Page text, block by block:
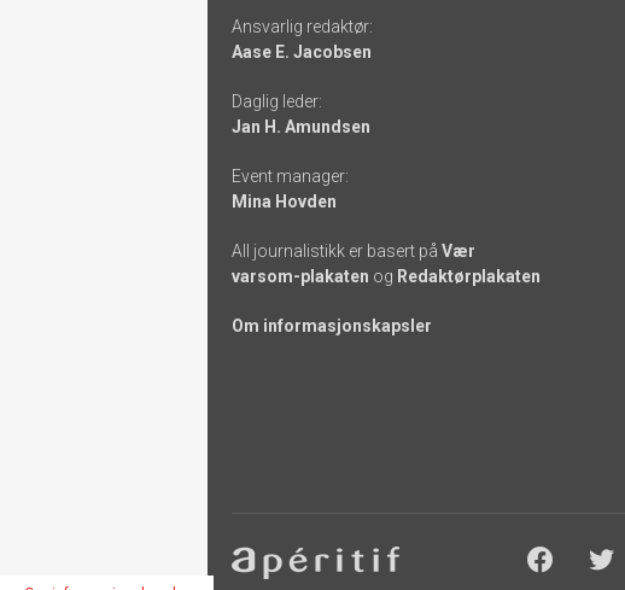
-
links
Ansvarlig redaktør:
Aase E. Jacobsen
Daglig leder:
Jan H. Amundsen
Event manager:
Mina Hovden
All journalistikk er basert på Vær
varsom-plakaten og Redaktørplakaten
Om informasjonskapsler
Footer